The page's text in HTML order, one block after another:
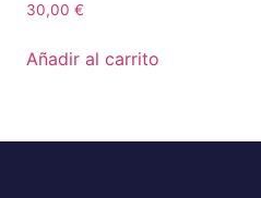
30,00 €
Añadir al carrito